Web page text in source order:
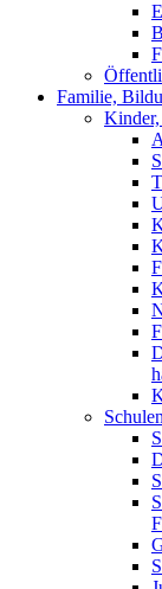
Familie,
Schulen